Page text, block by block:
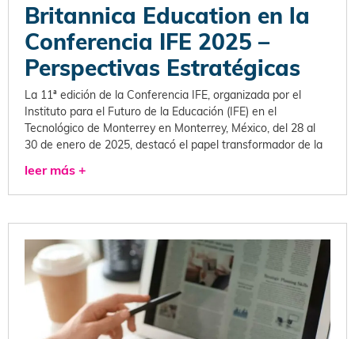
Britannica Education en la
Conferencia IFE 2025 –
Perspectivas Estratégicas
La 11ª edición de la Conferencia IFE, organizada por el
Instituto para el Futuro de la Educación (IFE) en el
Tecnológico de Monterrey en Monterrey, México, del 28 al
30 de enero de 2025, destacó el papel transformador de la
leer más +